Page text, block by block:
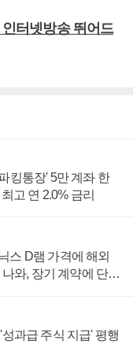
터넷방송 뛰어드
킹통장' 5만 계좌 한
고 연 2.0% 금리
스 D램 가격에 해외
와, 장기 계약에 단점
과급 주식 지급' 평행